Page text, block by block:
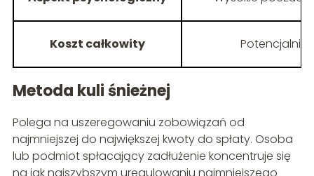
Koszt całkowity Potencjalnie
Metoda kuli śnieżnej
Polega na uszeregowaniu zobowiązań od
najmniejszej do największej kwoty do spłaty. Osoba
lub podmiot spłacający zadłużenie koncentruje się
na jak najszybszym uregulowaniu najmniejszego